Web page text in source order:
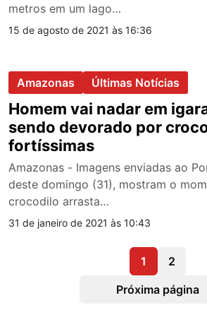
metros em um lago…
15 de agosto de 2021 às 16:36
Amazonas Últimas Notícias
Homem vai nadar em
sendo devorado por
fortíssimas
Amazonas - Imagens enviadas ao
deste domingo (31), mostram o
crocodilo arrasta…
31 de janeiro de 2021 às 10:43
1
2
Próxima página